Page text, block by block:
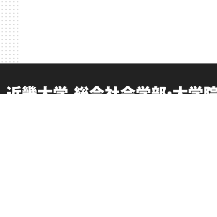
近畿大学 総合社会学部・大学